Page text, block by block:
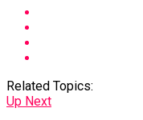
Related Topics:
Up Next